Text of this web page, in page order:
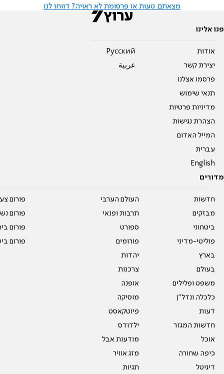
מצאתם טעות או פרסומת לא ראויה? דווחו לנו
פנו אלינו
אודות
יצירת קשר
פרסמו אצלנו
תנאי שימוש
מדיניות פרטיות
הצהרת נגישות
המייל האדום
עברית
English
Pусский
عربية
מדורים
חדשות
מבזקים
ביטחוני
פוליטי-מדיני
בארץ
בעולם
משפט ופלילים
כלכלה ונדל"ן
דעות
חדשות המגזר
אוכל
כיפה שחורה
דיגיטל
העולם הערבי
תרבות ופנאי
ספורט
פורומים
יהדות
צרכנות
אופנה
מוסיקה
פיוטקאסט
ילדודס
מודעות אבל
מזג אוויר
תגיות
פורום
פורום
פורום
פורום